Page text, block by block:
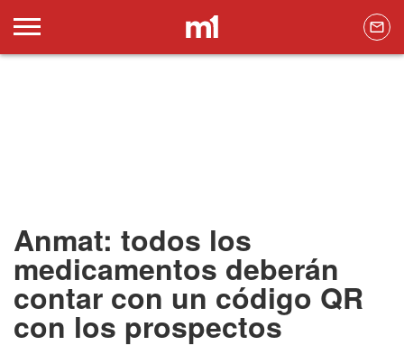
Anmat: todos los
medicamentos deberán
contar con un código QR
con los prospectos